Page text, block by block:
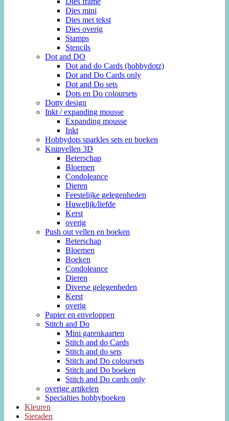
Dies mini
Dies met tekst
Dies overig
Stamps
Stencils
Dot and DO
Dot and do Cards (hobbydotz)
Dot and Do Cards only
Dot and Do sets
Dots en Do coloursets
Dotty design
Inkt / expanding mousse
Expanding mousse
Inkt
Hobbydots sparkles sets en boeken
Knipvellen 3D
Beterschap
Bloemen
Condoleance
Dieren
Feestelijke gelegenheden
Huwelijk/liefde
Kerst
overig
Push out vellen en boeken
Beterschap
Bloemen
Boeken
Condoleance
Dieren
Diverse gelegenheden
Kerst
overig
Papier en enveloppen
Stitch and Do
Mini garenkaarten
Stitch and do Cards
Stitch and do sets
Stitch and Do coloursets
Stitch and Do boeken
Stitch and Do cards only
overige artikelen
Specialties hobbyboeken
Kleuren
Sieraden